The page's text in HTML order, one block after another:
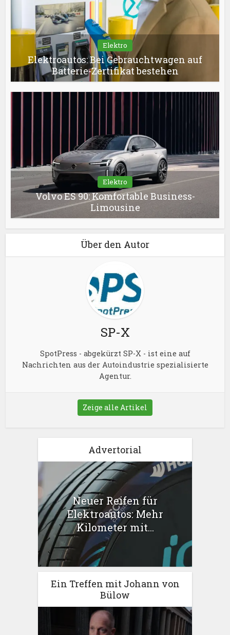
Elektro
Elektroautos: Bei Gebrauchtwagen auf
Batterie-Zertifikat bestehen
Elektro
Volvo ES 90: Komfortable Business-
Limousine
Über den Autor
SP-X
SpotPress - abgekürzt SP-X - ist eine auf
Nachrichten aus der Autoindustrie spezialisierte
Agentur.
Zeige alle Artikel
Advertorial
Neuer Reifen für
Elektroautos: Mehr
Kilometer mit...
Ein Treffen mit Johann von
Bülow